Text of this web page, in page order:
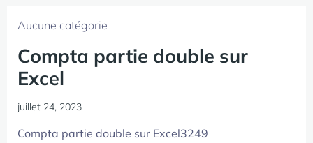
Aucune catégorie
Compta partie double sur
Excel
juillet 24, 2023
Compta partie double sur Excel3249